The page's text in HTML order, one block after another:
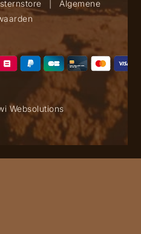
Algemene
Websolutions